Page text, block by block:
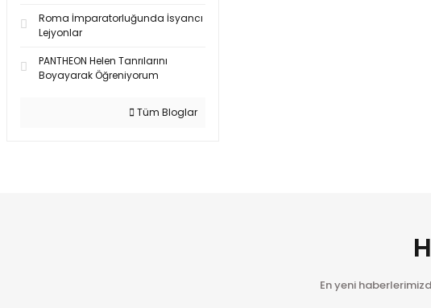
Roma İmparatorluğunda İsyancı
Lejyonlar
PANTHEON Helen Tanrılarını
Boyayarak Öğreniyorum
Tüm Bloglar
En yeni